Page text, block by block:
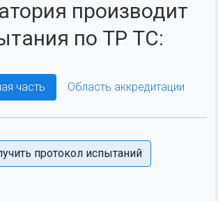
производит
по ТР ТС:
часть Область аккредитации
протокол испытаний